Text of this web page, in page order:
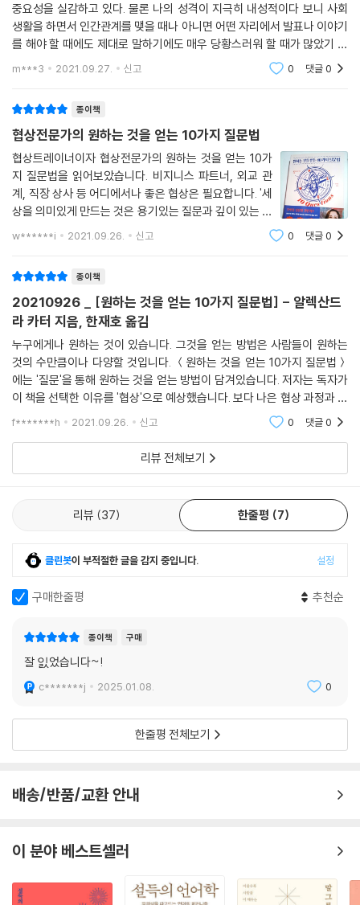
없다.
상대방을 파악하기 위한 2부의 다섯 가지 질문은 상대에게 끌려가는 것이
아니라 협상의 걸림돌을 하나씩 제거하기 위한 과정이다. 여기에는 상대의
는 질문도 포함된다. 눈앞의 상황에 매몰될수록 대책을 모색하기는 어려워
지는 반면, 문제를 성공적으로 해결한 경험을 떠올리면 자신이 해결 능력
을 가진 것처럼 암시하는 효과가 있기 때문이다.
협상은 제로섬 게임이 아니다
협상으로 문제를 해결하는 일은, 협상 참여자가 서로 협력 관계를 지속하
겠다는 의미임을 기억해야 한다. 협상이 원만하게 끝나든, 결렬되든, 우리
를 계속하게 된다. 따라서 상대방을 이겨 나에게 굴복하게 만들겠다는 태
도로는 협상을 성공적으로 해낼 수 없다.
질문을 던져 상대와 거리를 좁히려고 노력할수록 우리는 협상을 협력의 개
념으로 정의할 수 있게 된다. 저자의 10가지 질문은 수많은 UN 외교관과
대학생을 상대로 검증된 방법론으로, 원활한 협상을 원하는 모든 이들에게
장기적으로 호혜 관계를 구축하게 만드는 참신한 무기가 되어줄 것이다.
중요성을 실감하고 있다. 물론 나의 성격이 지극히 내성적이다 보니 사회
생활을 하면서 인간관계를 맺을 때나 아니면 어떤 자리에서 발표나 이야기
를 해야 할 때에도 제대로 말하기에도 매우 당황스러워 할 때가 많았기 때
문이다. 바로 이런 모습은 상대방이나 주변 사람들이 보기에 자신감이 없
m***3 2021.09.27. 신고 0 댓글0
종이책
협상전문가의 원하는 것을 얻는 10가지 질문법
협상트레이너이자 협상전문가의 원하는 것을 얻는 10가
지 질문법을 읽어보았습니다. 비지니스 파트너, 외교 관
계, 직장 상사 등 어디에서나 좋은 협상은 필요합니다. '세
상을 의미있게 만드는 것은 용기있는 질문과 깊이 있는 대
답이다. - 칼 세이건' 협상이란 자신의 주장을 관철하는 것
w******i 2021.09.26. 신고 0 댓글0
종이책
20210926 _ [원하는 것을 얻는 10가지 질문법] - 알렉산드
라 카터 지음, 한재호 옮김
누구에게나 원하는 것이 있습니다. 그것을 얻는 방법은 사람들이 원하는
것의 수만큼이나 다양할 것입니다. ＜원하는 것을 얻는 10가지 질문법＞
에는 '질문'을 통해 원하는 것을 얻는 방법이 담겨있습니다. 저자는 독자가
이 책을 선택한 이유를 '협상'으로 예상했습니다. 보다 나은 협상 과정과 결
과를 얻고자 이 책을 집어 들었다고 말이죠. 서문에서 저자는 제 생각을 훤
f*******h 2021.09.26. 신고 0 댓글0
리뷰 전체보기
리뷰 37 한줄평 7
클린봇이 부적절한 글을 감지 중입니다. 설정
구매한줄평 추천순
종이책 구매
잘 잀었습니다~!
c*******j 2025.01.08. 0
한줄평 전체보기
배송/반품/교환 안내
이 분야 베스트셀러